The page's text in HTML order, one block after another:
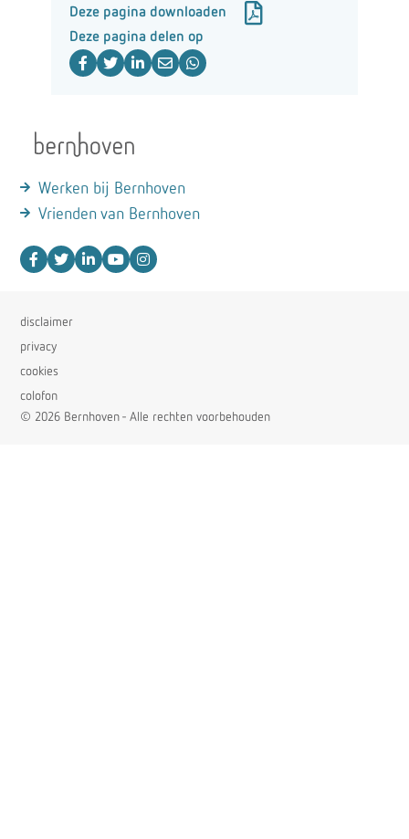
Deze pagina downloaden
Deze pagina delen op
Werken bij Bernhoven
Vrienden van Bernhoven
disclaimer
privacy
cookies
colofon
© 2026 Bernhoven - Alle rechten voorbehouden